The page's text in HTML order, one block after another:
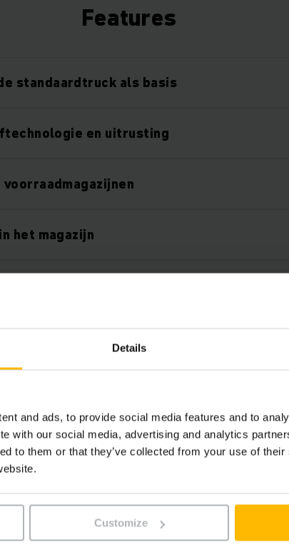
Details
and ads, to provide social media features and to
with our social media, advertising and analytics
to them or that they’ve collected from your use of
Customize
Features
standaardtruck als basis
en uitrusting
het magazijn